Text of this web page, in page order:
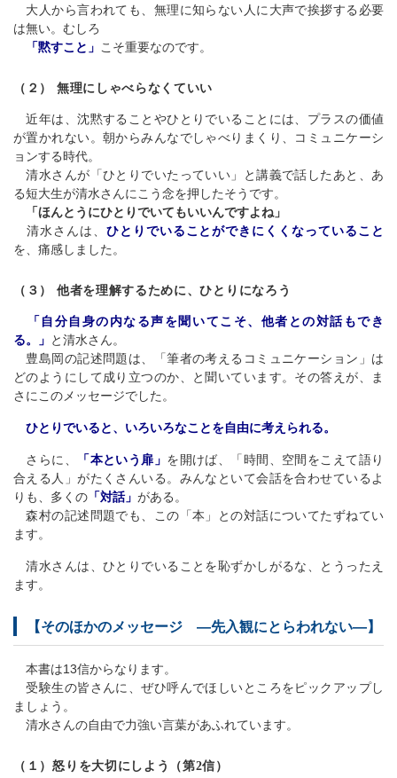
大人から言われても、無理に知らない人に大声で挨拶する必要
は無い。むしろ
「黙すこと」 こそ重要なのです。
（２） 無理にしゃべらなくていい
近年は、沈黙することやひとりでいることには、プラスの価値
が置かれない。朝からみんなでしゃべりまくり、コミュニケーシ
ョンする時代。
清水さんが「ひとりでいたっていい」と講義で話したあと、あ
る短大生が清水さんにこう念を押したそうです。
「ほんとうにひとりでいてもいいんですよね」
清水さんは、 ひとりでいることができにくくなっていること
を、痛感しました。
（３） 他者を理解するために、ひとりになろう
「自分自身の内なる声を聞いてこそ、他者との対話もでき
る。」 と清水さん。
豊島岡の記述問題は、「筆者の考えるコミュニケーション」は
どのようにして成り立つのか、と聞いています。その答えが、ま
さにこのメッセージでした。
ひとりでいると、いろいろなことを自由に考えられる。
さらに、 「本という扉」 を開けば、「時間、空間をこえて語り
合える人」がたくさんいる。みんなといて会話を合わせているよ
りも、多くの 「対話」 がある。
森村の記述問題でも、この「本」との対話についてたずねてい
ます。
清水さんは、ひとりでいることを恥ずかしがるな、とうったえ
ます。
【そのほかのメッセージ ―先入観にとらわれない―】
本書は13信からなります。
受験生の皆さんに、ぜひ呼んでほしいところをピックアップし
ましょう。
清水さんの自由で力強い言葉があふれています。
（１）怒りを大切にしよう（第2信）